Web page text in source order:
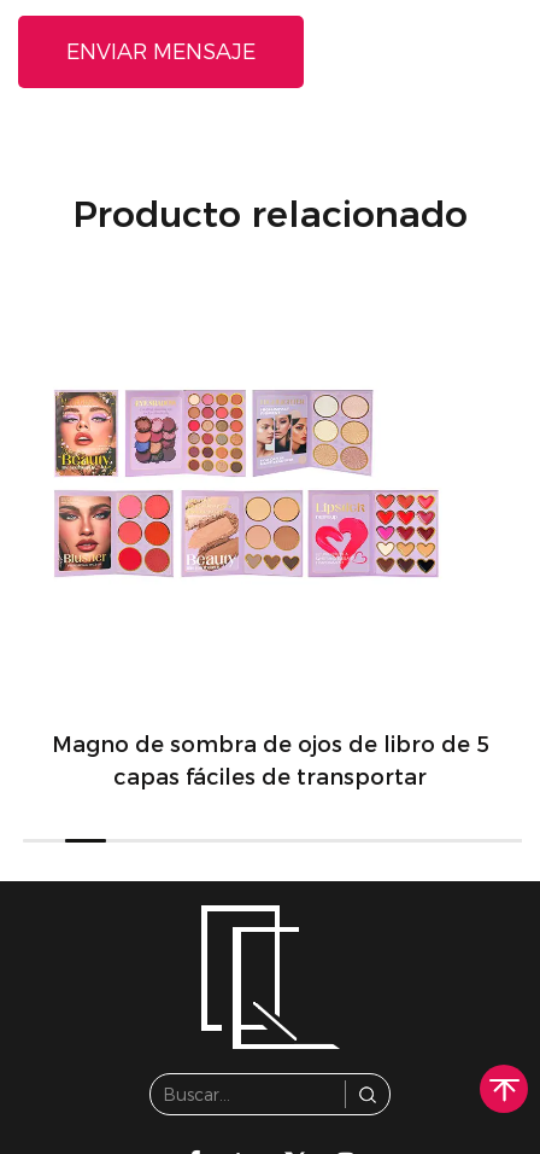
Producto relacionado
Magno de sombra de ojos de libro de 5
capas fáciles de transportar